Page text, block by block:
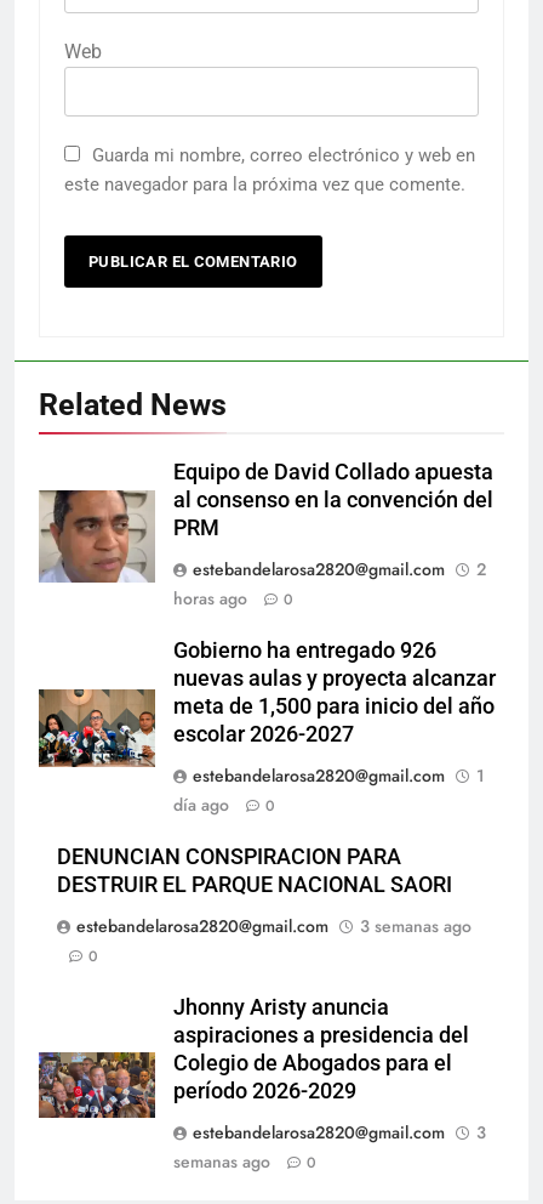
Web
Guarda mi nombre, correo electrónico y web en
este navegador para la próxima vez que comente.
Related News
Equipo de David Collado apuesta
al consenso en la convención del
PRM
estebandelarosa2820@gmail.com
2
horas ago
0
Gobierno ha entregado 926
nuevas aulas y proyecta alcanzar
meta de 1,500 para inicio del año
escolar 2026-2027
estebandelarosa2820@gmail.com
1
día ago
0
DENUNCIAN CONSPIRACION PARA
DESTRUIR EL PARQUE NACIONAL SAORI
estebandelarosa2820@gmail.com
3 semanas ago
0
Jhonny Aristy anuncia
aspiraciones a presidencia del
Colegio de Abogados para el
período 2026-2029
estebandelarosa2820@gmail.com
3
semanas ago
0